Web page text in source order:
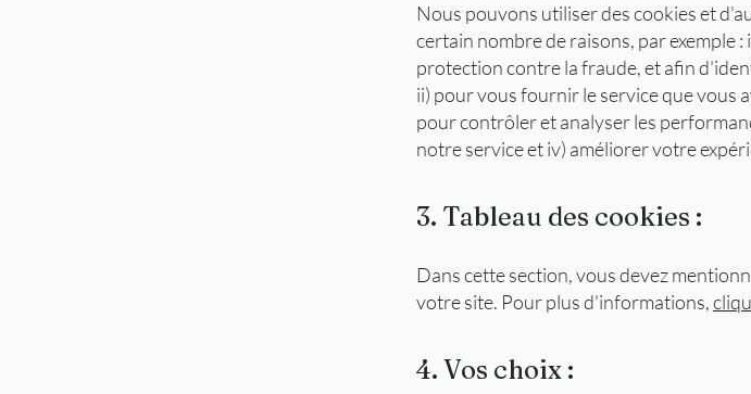
Nous pouvons utiliser des cookies et
certain nombre de raisons, par exemple
protection contre la fraude, et afin
ii) pour vous fournir le service que vous
pour contrôler et analyser les
notre service et iv) améliorer votre
3. Tableau des cookies :
Dans cette section, vous devez
votre site. Pour plus d'informations,
4. Vos choix :